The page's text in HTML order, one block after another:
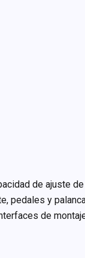
de ajuste
pedales y
de